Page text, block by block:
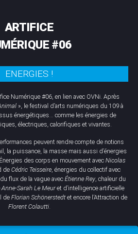
ARTIFICE
#06
ENERGIES !
Numérique #06, en lien avec OVNi. Après
», le festival d’arts numériques du 109 à
énergétiques... comme les énergies de
électriques, calorifiques et vivantes.
peuvent rendre compte de notions
la puissance, la masse mais aussi d’énergies
des corps en mouvement avec Nicolas
deCédric Teisseire , énergies du collectif avec
flux de la vague avec Étienne Rey, chaleur du
Anne-Sarah Le Meuret d’intelligence artificielle
de Florian Schönerstedt et encore l’Attraction de
Florent Colautti.